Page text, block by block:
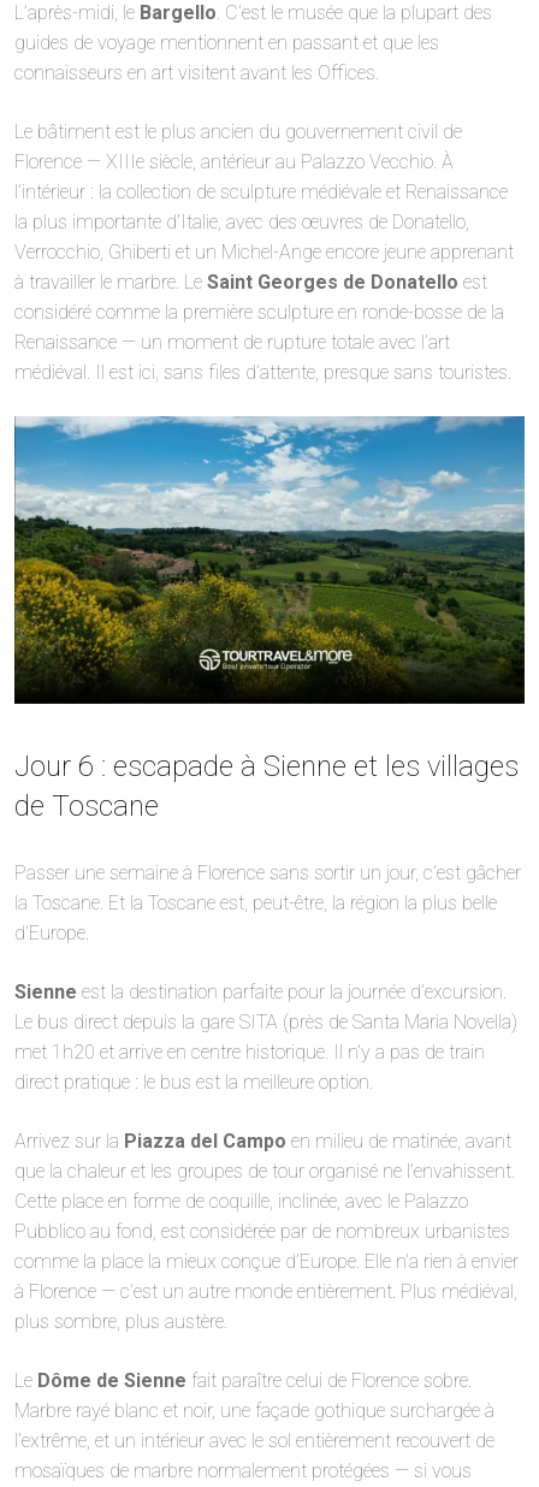
L’après-midi, le Bargello. C’est le musée que la plupart des
guides de voyage mentionnent en passant et que les
connaisseurs en art visitent avant les Offices.
Le bâtiment est le plus ancien du gouvernement civil de
Florence — XIIIe siècle, antérieur au Palazzo Vecchio. À
l’intérieur : la collection de sculpture médiévale et Renaissance
la plus importante d’Italie, avec des œuvres de Donatello,
Verrocchio, Ghiberti et un Michel-Ange encore jeune apprenant
à travailler le marbre. Le Saint Georges de Donatello est
considéré comme la première sculpture en ronde-bosse de la
Renaissance — un moment de rupture totale avec l’art
médiéval. Il est ici, sans files d’attente, presque sans touristes.
Jour 6 : escapade à Sienne et les villages
de Toscane
Passer une semaine à Florence sans sortir un jour, c’est gâcher
la Toscane. Et la Toscane est, peut-être, la région la plus belle
d’Europe.
Sienne est la destination parfaite pour la journée d’excursion.
Le bus direct depuis la gare SITA (près de Santa Maria Novella)
met 1h20 et arrive en centre historique. Il n’y a pas de train
direct pratique : le bus est la meilleure option.
Arrivez sur la Piazza del Campo en milieu de matinée, avant
que la chaleur et les groupes de tour organisé ne l’envahissent.
Cette place en forme de coquille, inclinée, avec le Palazzo
Pubblico au fond, est considérée par de nombreux urbanistes
comme la place la mieux conçue d’Europe. Elle n’a rien à envier
à Florence — c’est un autre monde entièrement. Plus médiéval,
plus sombre, plus austère.
Le Dôme de Sienne fait paraître celui de Florence sobre.
Marbre rayé blanc et noir, une façade gothique surchargée à
l’extrême, et un intérieur avec le sol entièrement recouvert de
mosaïques de marbre normalement protégées — si vous